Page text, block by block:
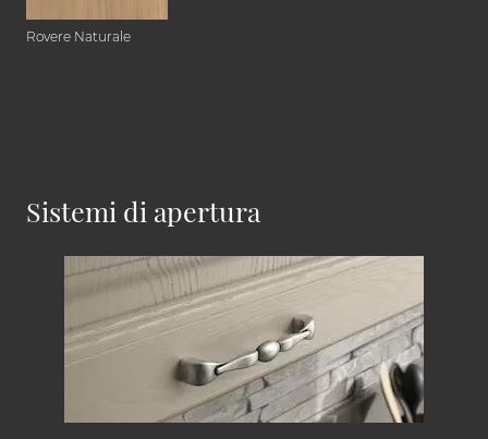
Rovere Naturale
Sistemi di apertura